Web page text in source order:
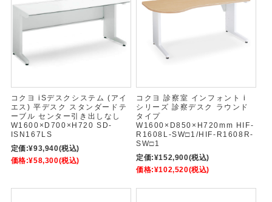
コクヨ iSデスクシステム (アイ
エス) 平デスク スタンダードテ
ーブル センター引き出しなし
W1600×D700×H720 SD-
ISN167LS
定価:¥93,940(税込)
価格:¥58,300(税込)
コクヨ 診察室 インフォント i
シリーズ 診察デスク ラウンド
タイプ
W1600×D850×H720mm HIF-
R1608L-SW□1/HIF-R1608R-
SW□1
定価:¥152,900(税込)
価格:¥102,520(税込)